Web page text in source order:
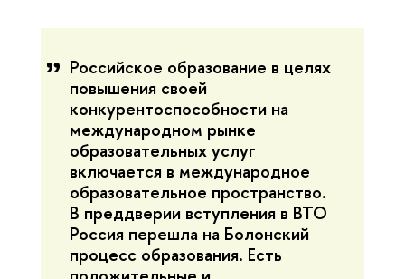
Российское образование в целях
повышения своей
конкурентоспособности на
международном рынке
образовательных услуг
включается в международное
образовательное пространство.
В преддверии вступления в ВТО
Россия перешла на Болонский
процесс образования. Есть